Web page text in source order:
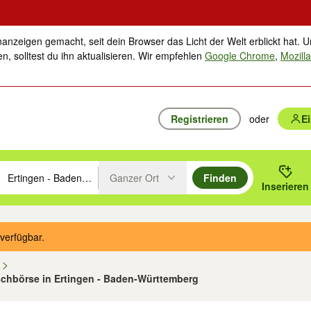
gemacht, seit dein Browser das Licht der Welt erblickt hat.
solltest du ihn aktualisieren. Wir empfehlenGoogle Chrome,
Registrieren oder
mit den Pfeiltasten nach oben/unten durchsuchen und mit
oder Ort eingeben. Eingabetaste drücken um zu suchen, oder
Ganzer Ort
Finden
Inserieren
in Ertingen - Baden-Württemberg